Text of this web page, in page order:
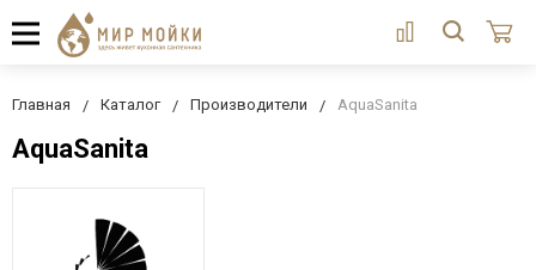
Главная Каталог Производители AquaSanita
AquaSanita